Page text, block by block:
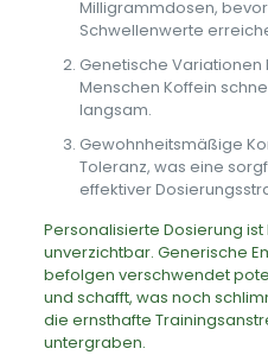
Milligrammdosen,
Schwellenwerte
Genetische
Menschen Koffein
langsam.
Gewohnheitsmäßige
Toleranz, was eine
effektiver
Personalisierte Dosierung
unverzichtbar. Generische
befolgen verschwendet
und schafft, was noch
die ernsthafte
untergraben.